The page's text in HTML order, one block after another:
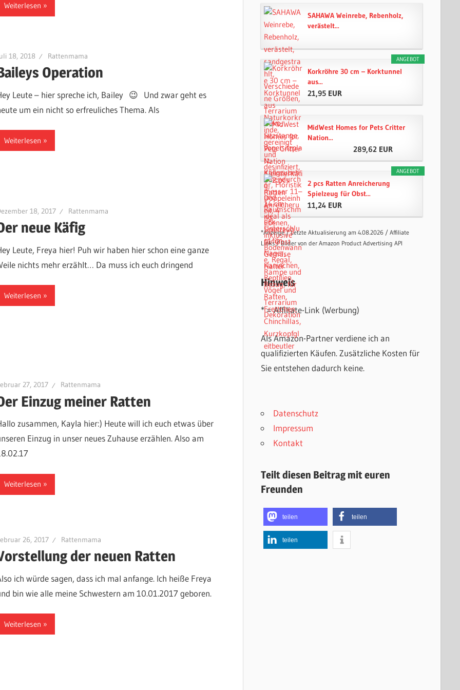
Weiterlesen
18, 2018 Rattenmama
Operation
Leute – hier spreche ich, Bailey 😉 Und zwar geht es
um ein nicht so erfreuliches Thema. Als
Weiterlesen
18, 2017 Rattenmama
neue Käfig
Leute, Freya hier! Puh wir haben hier schon eine ganze
nichts mehr erzählt… Da muss ich euch dringend
Weiterlesen
27, 2017 Rattenmama
Einzug meiner Ratten
zusammen, Kayla hier:) Heute will ich euch etwas über
Einzug in unser neues Zuhause erzählen. Also am
Weiterlesen
26, 2017 Rattenmama
der neuen Ratten
ich würde sagen, dass ich mal anfange. Ich heiße Freya
bin wie alle meine Schwestern am 10.01.2017 geboren.
Weiterlesen
SAHAWA Weinrebe, Rebenholz,
verästelt...
ANGEBOT
Korkröhre 30 cm – Korktunnel
aus...
21,95 EUR
MidWest Homes for Pets Critter
Nation...
289,62 EUR
ANGEBOT
2 pcs Ratten Anreicherung
Spielzeug für Obst...
11,24 EUR
*Anzeige / Letzte Aktualisierung am 4.08.2026 / Affiliate
Links / Bilder von der Amazon Product Advertising API
Hinweis
* = Affiliate-Link (Werbung)
Als Amazon-Partner verdiene ich an
qualifizierten Käufen. Zusätzliche Kosten für
Sie entstehen dadurch keine.
Datenschutz
Impressum
Kontakt
Teilt diesen Beitrag mit euren
Freunden
teilen teilen
teilen